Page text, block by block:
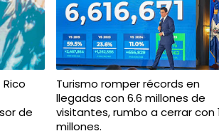
de
Turismo romper récords en
llegadas con 6.6 millones de
visitantes, rumbo a cerrar con
millones.